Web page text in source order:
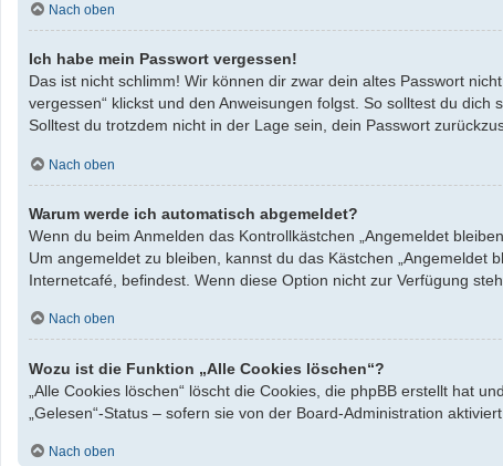
Nach oben
Ich habe mein Passwort vergessen!
Das ist nicht schlimm! Wir können dir zwar dein altes Passwort
vergessen“ klickst und den Anweisungen folgst. So solltest du dich
Solltest du trotzdem nicht in der Lage sein, dein Passwort
Nach oben
Warum werde ich automatisch abgemeldet?
Wenn du beim Anmelden das Kontrollkästchen „Angemeldet
Um angemeldet zu bleiben, kannst du das Kästchen „Angemeldet
Internetcafé, befindest. Wenn diese Option nicht zur Verfügung
Nach oben
Wozu ist die Funktion „Alle Cookies löschen“?
„Alle Cookies löschen“ löscht die Cookies, die phpBB erstellt hat
„Gelesen“-Status – sofern sie von der Board-Administration
Nach oben